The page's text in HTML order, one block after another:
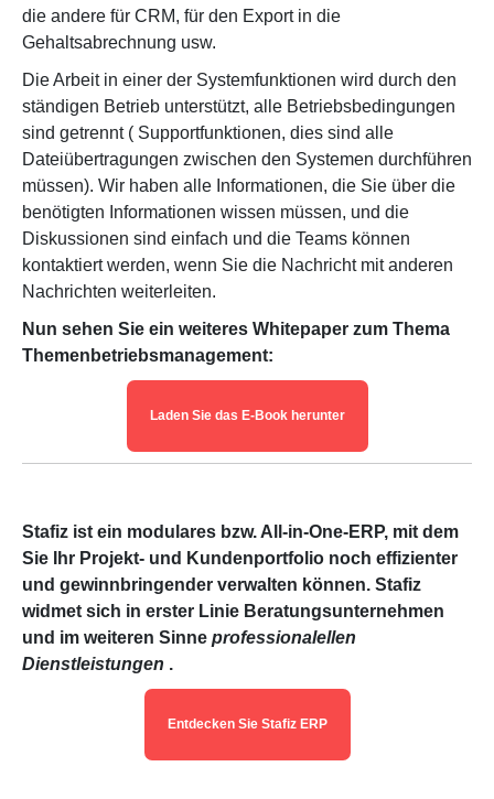
die andere für CRM, für den Export in die
Gehaltsabrechnung usw.
Die Arbeit in einer der Systemfunktionen wird durch den
ständigen Betrieb unterstützt, alle Betriebsbedingungen
sind getrennt ( Supportfunktionen, dies sind alle
Dateiübertragungen zwischen den Systemen durchführen
müssen). Wir haben alle Informationen, die Sie über die
benötigten Informationen wissen müssen, und die
Diskussionen sind einfach und die Teams können
kontaktiert werden, wenn Sie die Nachricht mit anderen
Nachrichten weiterleiten.
Nun sehen Sie ein weiteres Whitepaper zum Thema
Themenbetriebsmanagement:
Laden Sie das E-Book herunter
Stafiz ist ein modulares bzw. All-in-One-ERP, mit dem
Sie Ihr Projekt- und Kundenportfolio noch effizienter
und gewinnbringender verwalten können. Stafiz
widmet sich in erster Linie Beratungsunternehmen
und im weiteren Sinne professionalellen
Dienstleistungen .
Entdecken Sie Stafiz ERP